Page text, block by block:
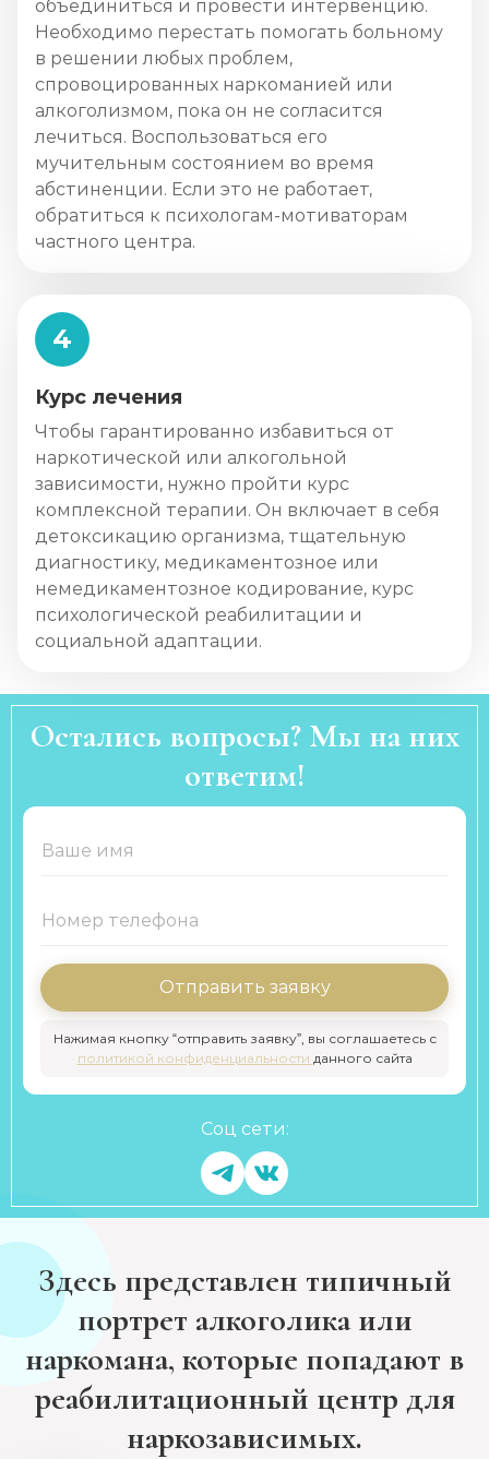
объединиться и провести интервенцию.
Необходимо перестать помогать больному
в решении любых проблем,
спровоцированных наркоманией или
алкоголизмом, пока он не согласится
лечиться. Воспользоваться его
мучительным состоянием во время
абстиненции. Если это не работает,
обратиться к психологам-мотиваторам
частного центра.
4
Курс лечения
Чтобы гарантированно избавиться от
наркотической или алкогольной
зависимости, нужно пройти курс
комплексной терапии. Он включает в себя
детоксикацию организма, тщательную
диагностику, медикаментозное или
немедикаментозное кодирование, курс
психологической реабилитации и
социальной адаптации.
Остались вопросы? Мы на них
ответим!
Отправить заявку
Нажимая кнопку “отправить заявку”, вы соглашаетесь с
политикой конфиденциальности данного сайта
Соц сети:
Здесь представлен типичный
портрет алкоголика или
наркомана, которые попадают в
реабилитационный центр для
наркозависимых.